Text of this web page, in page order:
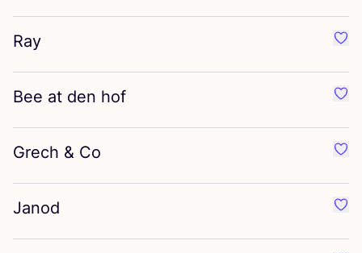
Ray
Bee at den hof
Grech & Co
Janod